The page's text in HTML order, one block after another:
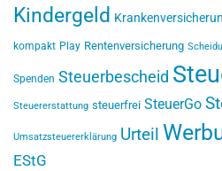
Kindergeld
kompakt Play Rentenversicherung
Spenden Steuerbescheid
Steuererstattung steuerfrei SteuerGo
Umsatzsteuererklärung Urteil
EStG